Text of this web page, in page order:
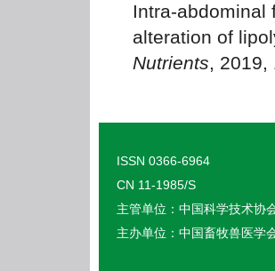
Intra-abdominal
alteration of
Nutrients, 2019,